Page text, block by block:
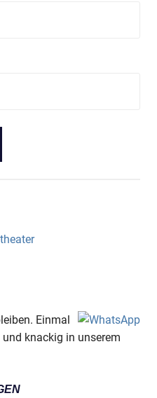
Einmal
knackig in unserem